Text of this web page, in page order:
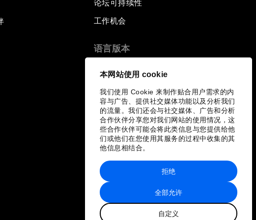
本网站使用 cookie
我们使用 Cookie 来制作贴合用户需求的内
容与广告、提供社交媒体功能以及分析我们
的流量。我们还会与社交媒体、广告和分析
合作伙伴分享您对我们网站的使用情况，这
些合作伙伴可能会将此类信息与您提供给他
们或他们在您使用其服务的过程中收集的其
他信息相结合。
全部允许
自定义
拒绝
论坛可持续性
工作机会
语言版本